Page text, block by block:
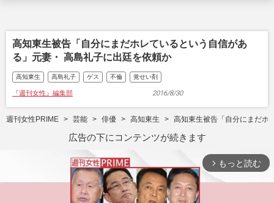
高知東生被告「自分にまだホレているという自信があ
る」元妻・ 高島礼子に出廷を依頼か
高知東生 高島礼子 ゲス 不倫 覚せい剤
『週刊女性』編集部 2016/8/30
週刊女性PRIME 芸能 俳優 高知東生 高知東生被告「自分にまだホ
広告の下にコンテンツが続きます
arrow_forward_ios もっと読む